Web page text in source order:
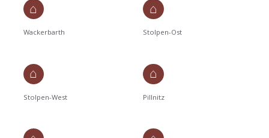
Wackerbarth Stolpen-Ost
Stolpen-West Pillnitz